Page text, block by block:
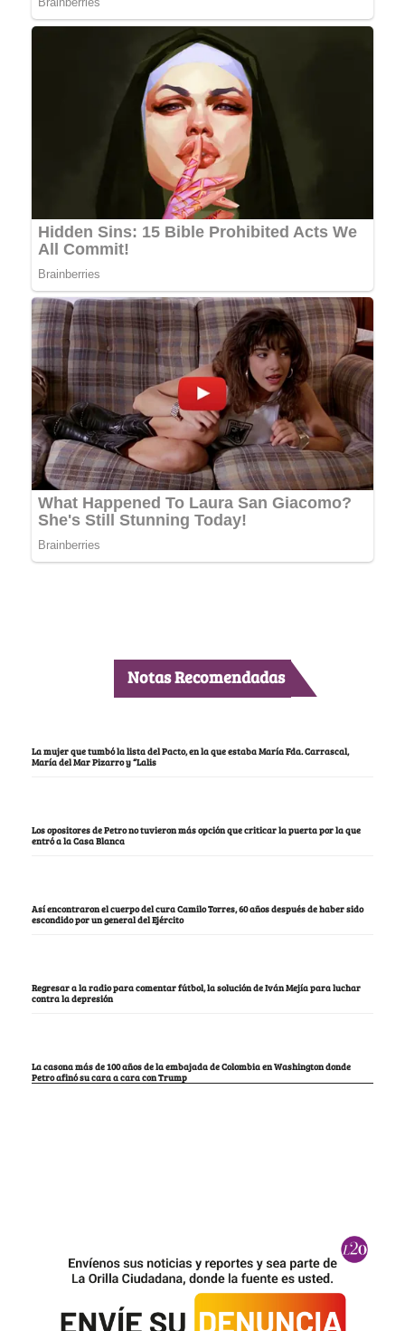
Notas Recomendadas
La mujer que tumbó la lista del Pacto, en la que estaba María Fda. Carrascal,
María del Mar Pizarro y “Lalis
Los opositores de Petro no tuvieron más opción que criticar la puerta por la que
entró a la Casa Blanca
Así encontraron el cuerpo del cura Camilo Torres, 60 años después de haber sido
escondido por un general del Ejército
Regresar a la radio para comentar fútbol, la solución de Iván Mejía para luchar
contra la depresión
La casona más de 100 años de la embajada de Colombia en Washington donde
Petro afinó su cara a cara con Trump